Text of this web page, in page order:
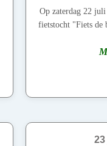
Op zaterdag 22
fietstocht "Fiets de
23